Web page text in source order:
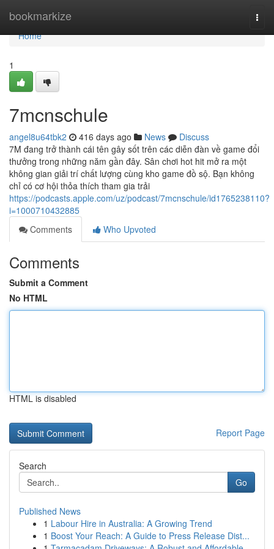
bookmarkize
Home
Home
1
7mcnschule
angel8u64tbk2 416 days ago News
Discuss
7M đang trở thành cái tên gây sốt trên các diễn đàn về game đổi
thưởng trong những năm gần đây. Sân chơi hot hit mở ra một
không gian giải trí chất lượng cùng kho game đồ sộ. Bạn không
chỉ có cơ hội thỏa thích tham gia trải
https://podcasts.apple.com/uz/podcast/7mcnschule/id1765238110?
i=1000710432885
Comments
Who Upvoted
Comments
Submit a Comment
No HTML
HTML is disabled
Report Page
Search
Go
Published News
1 Labour Hire in Australia: A Growing Trend
1 Boost Your Reach: A Guide to Press Release Dist...